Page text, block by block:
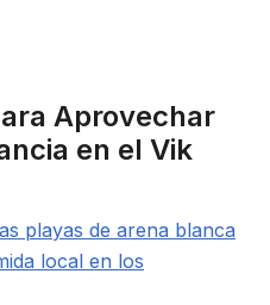
Aprovechar
en el Vik
playas de arena blanca
local en los